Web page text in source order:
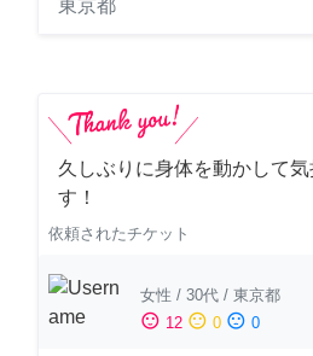
東京都
久しぶりに身体を動かして
す！
依頼されたチケット
女性 / 30代 / 東京都
sentiment_satisfied 12 sentiment_neutral 0 sentiment_dissatisfied 0